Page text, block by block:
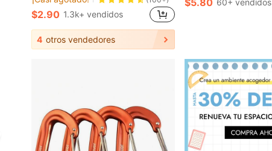
$2.90 1.3k+ vendidos
4 otros vendedores
$5.80 60+ vendidos